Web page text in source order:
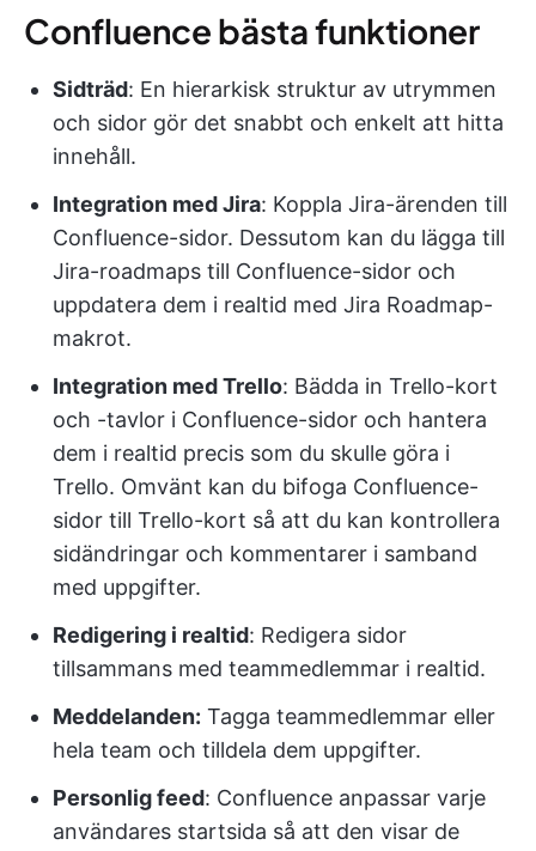
Confluence bästa funktioner
Sidträd: En hierarkisk struktur av utrymmen
och sidor gör det snabbt och enkelt att hitta
innehåll.
Integration med Jira: Koppla Jira-ärenden till
Confluence-sidor. Dessutom kan du lägga till
Jira-roadmaps till Confluence-sidor och
uppdatera dem i realtid med Jira Roadmap-
makrot.
Integration med Trello: Bädda in Trello-kort
och -tavlor i Confluence-sidor och hantera
dem i realtid precis som du skulle göra i
Trello. Omvänt kan du bifoga Confluence-
sidor till Trello-kort så att du kan kontrollera
sidändringar och kommentarer i samband
med uppgifter.
Redigering i realtid: Redigera sidor
tillsammans med teammedlemmar i realtid.
Meddelanden: Tagga teammedlemmar eller
hela team och tilldela dem uppgifter.
Personlig feed: Confluence anpassar varje
användares startsida så att den visar de